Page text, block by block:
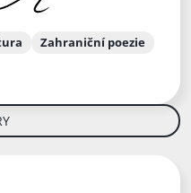
Zahraniční poezie